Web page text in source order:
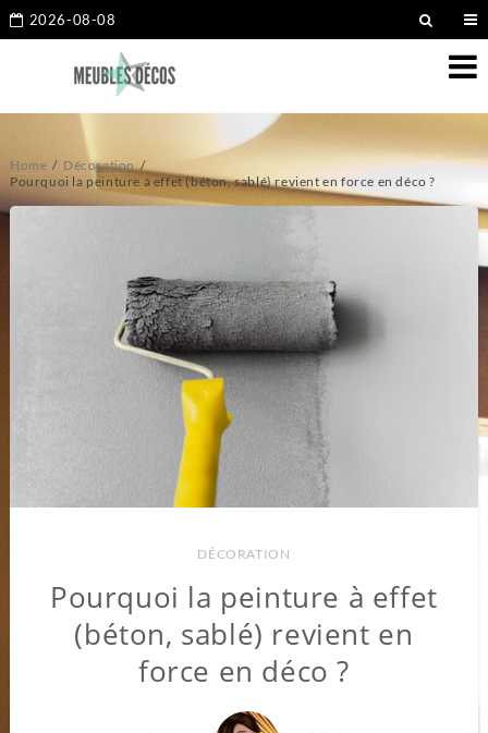
2026-08-08
Home
Décoration
Pourquoi la peinture à effet (béton, sablé) revient en force en déco ?
DÉCORATION
Pourquoi la peinture à effet
(béton, sablé) revient en
force en déco ?